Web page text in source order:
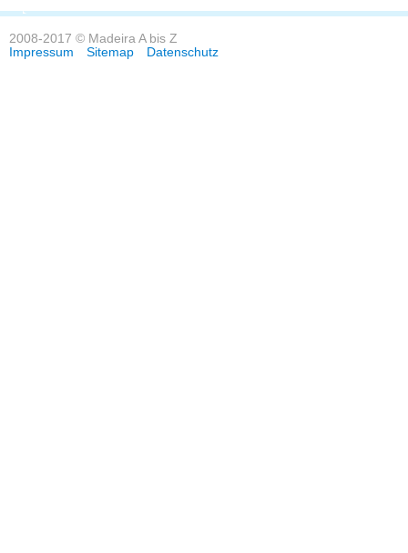
Kontakt
2008-2017 © Madeira A bis Z
Impressum
Sitemap Datenschutz